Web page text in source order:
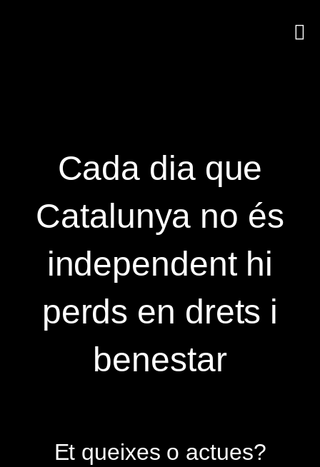
Cada dia que
Catalunya no és
independent hi
perds en drets i
benestar
Et queixes o actues?